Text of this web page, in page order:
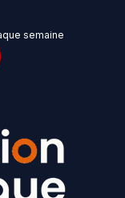
semaine